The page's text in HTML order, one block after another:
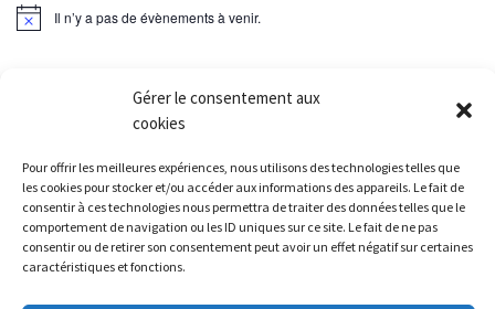
Gérer le consentement aux
cookies
Pour offrir les meilleures expériences, nous utilisons des technologies telles que
les cookies pour stocker et/ou accéder aux informations des appareils. Le fait de
consentir à ces technologies nous permettra de traiter des données telles que le
comportement de navigation ou les ID uniques sur ce site. Le fait de ne pas
consentir ou de retirer son consentement peut avoir un effet négatif sur certaines
caractéristiques et fonctions.
Il n’y a pas de évènements à venir.
RETOUR SUR AMBAZAC
RETOUR À LA LISTE DES